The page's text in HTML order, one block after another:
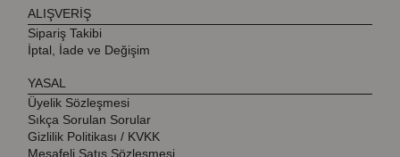
ALIŞVERİŞ
Sipariş Takibi
İptal, İade ve Değişim
YASAL
Üyelik Sözleşmesi
Sıkça Sorulan Sorular
Gizlilik Politikası / KVKK
Mesafeli Satış Sözleşmesi